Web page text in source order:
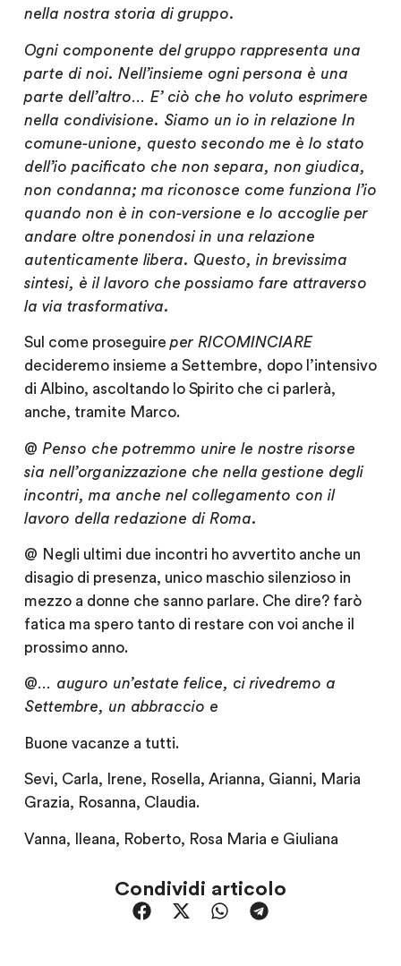
nella nostra storia di gruppo.
Ogni componente del gruppo rappresenta una
parte di noi. Nell’insieme ogni persona è una
parte dell’altro… E’ ciò che ho voluto esprimere
nella condivisione. Siamo un io in relazione In
comune-unione, questo secondo me è lo stato
dell’io pacificato che non separa, non giudica,
non condanna; ma riconosce come funziona l’io
quando non è in con-versione e lo accoglie per
andare oltre ponendosi in una relazione
autenticamente libera. Questo, in brevissima
sintesi, è il lavoro che possiamo fare attraverso
la via trasformativa.
Sul come proseguire per RICOMINCIARE
decideremo insieme a Settembre, dopo l’intensivo
di Albino, ascoltando lo Spirito che ci parlerà,
anche, tramite Marco.
@ Penso che potremmo unire le nostre risorse
sia nell’organizzazione che nella gestione degli
incontri, ma anche nel collegamento con il
lavoro della redazione di Roma.
@ Negli ultimi due incontri ho avvertito anche un
disagio di presenza, unico maschio silenzioso in
mezzo a donne che sanno parlare. Che dire? farò
fatica ma spero tanto di restare con voi anche il
prossimo anno.
@… auguro un’estate felice, ci rivedremo a
Settembre, un abbraccio e
Buone vacanze a tutti.
Sevi, Carla, Irene, Rosella, Arianna, Gianni, Maria
Grazia, Rosanna, Claudia.
Vanna, Ileana, Roberto, Rosa Maria e Giuliana
Condividi articolo